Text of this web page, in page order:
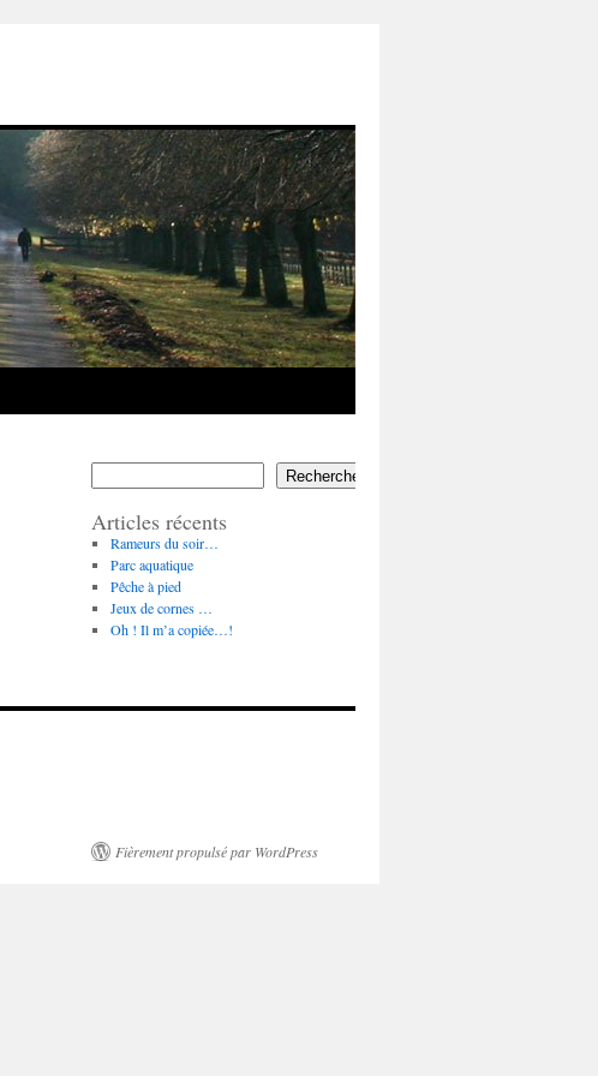
Rechercher
Articles récents
Rameurs du soir…
Parc aquatique
Pêche à pied
Jeux de cornes …
Oh ! Il m’a copiée…!
Fièrement propulsé par WordPress